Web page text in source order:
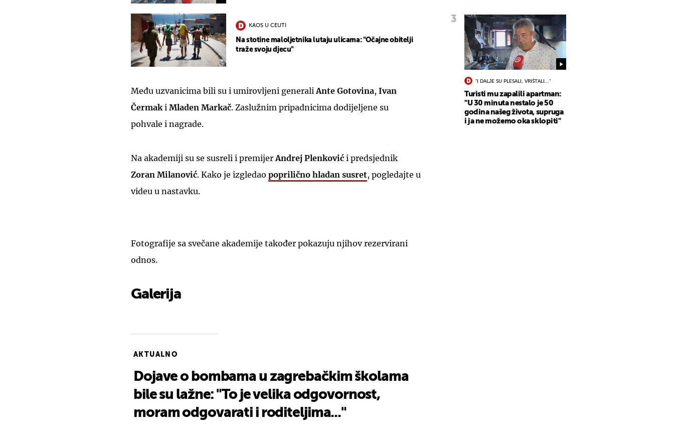
KAOS U CEUTI
Na stotine maloljetnika lutaju ulicama: "Očajne obitelji
traže svoju djecu"
Među uzvanicima bili su i umirovljeni generaliAnte Gotovina, Ivan
Čermaki Mladen Markač. Zaslužnim pripadnicima dodijeljene su
pohvale i nagrade.
Na akademiji su se susreli i premijerAndrej Plenković i predsjednik
Zoran Milanović. Kako je izgledao poprilično hladan susret, pogledajte u
videu u nastavku.
Fotografije sa svečane akademije također pokazuju njihov rezervirani
odnos.
Galerija
AKTUALNO
Dojave o bombama u zagrebačkim školama
bile su lažne: "To je velika odgovornost,
moram odgovarati i roditeljima..."
"I DALJE SU PLESALI, VRIŠTALI..."
Turisti mu zapalili apartman:
"U 30 minuta nestalo je 50
godina našeg života, supruga
i ja ne možemo oka sklopiti"
UKLJUČITE NOTIFIKACIJE